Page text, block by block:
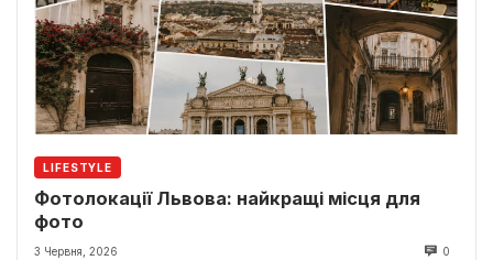
LIFESTYLE
Фотолокації Львова: найкращі місця для
фото
3 Червня, 2026 0